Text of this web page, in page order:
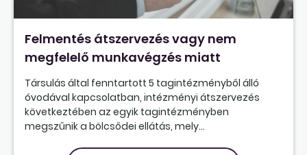
Felmentés átszervezés vagy nem
megfelelő munkavégzés miatt
Társulás által fenntartott 5 tagintézményből álló
óvodával kapcsolatban, intézményi átszervezés
következtében az egyik tagintézményben
megszűnik a bölcsődei ellátás, mely...